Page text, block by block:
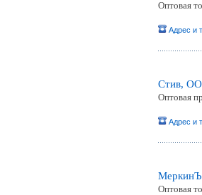
Оптовая
Адрес и
Стив,
Оптовая
Адрес и
Оптовая